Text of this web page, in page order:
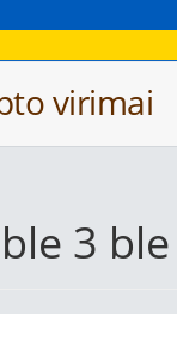
virimai
3 ble